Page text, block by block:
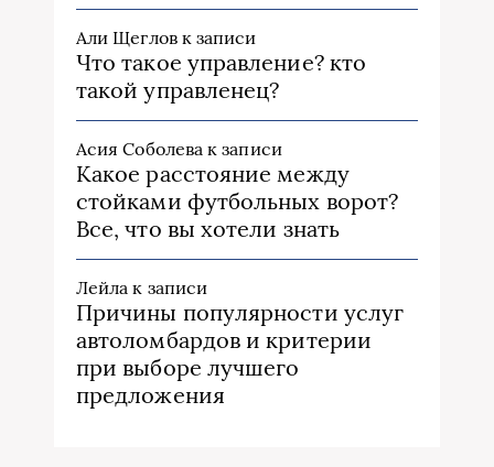
Али Щегловк записи
Что такое управление? кто
такой управленец?
Асия Соболева к записи
Какое расстояние между
стойками футбольных ворот?
Все, что вы хотели знать
Лейла к записи
Причины популярности услуг
автоломбардов и критерии
при выборе лучшего
предложения